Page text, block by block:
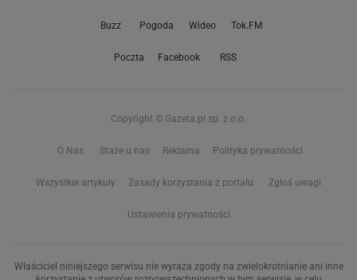
Buzz Pogoda Wideo Tok.FM
Poczta Facebook RSS
Copyright © Gazeta.pl sp. z o.o.
O Nas Staże u nas Reklama Polityka prywatności
Wszystkie artykuły Zasady korzystania z portalu Zgłoś uwagi
Ustawienia prywatności
Właściciel niniejszego serwisu nie wyraża zgody na zwielokrotnianie ani inne